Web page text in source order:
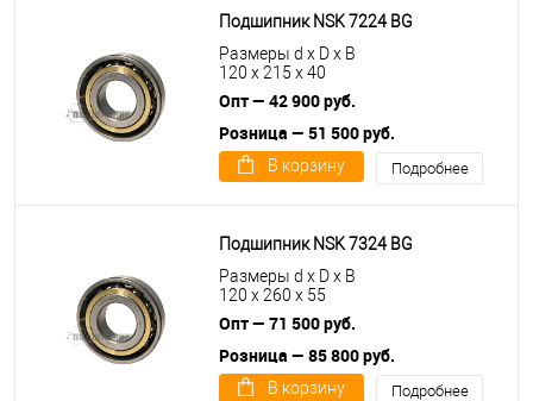
Подшипник NSK 7224 BG
Размеры d x D x B
120 x 215 x 40
Опт — 42 900 руб.
Розница — 51 500 руб.
В корзину Подробнее
Подшипник NSK 7324 BG
Размеры d x D x B
120 x 260 x 55
Опт — 71 500 руб.
Розница — 85 800 руб.
В корзину Подробнее